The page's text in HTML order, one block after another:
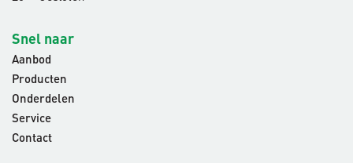
Snel naar
Aanbod
Producten
Onderdelen
Service
Contact